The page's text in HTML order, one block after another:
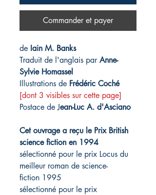
Commander et payer
de Iain M. Banks
Traduit de l'anglais par Anne-
Sylvie Homassel
Illustrations de Frédéric Coché
[dont 3 visibles sur cette page]
Postace de Jean-Luc A. d'Asciano
Cet ouvrage a reçu le Prix British
science fiction en 1994
sélectionné pour le prix Locus du
meilleur roman de science-
fiction 1995
sélectionné pour le prix